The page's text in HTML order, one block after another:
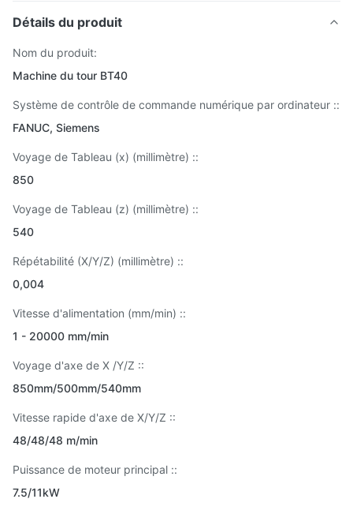
Détails du produit
Nom du produit:
Machine du tour BT40
Système de contrôle de commande numérique par ordinateur ::
FANUC, Siemens
Voyage de Tableau (x) (millimètre) ::
850
Voyage de Tableau (z) (millimètre) ::
540
Répétabilité (X/Y/Z) (millimètre) ::
0,004
Vitesse d'alimentation (mm/min) ::
1 - 20000 mm/min
Voyage d'axe de X /Y/Z ::
850mm/500mm/540mm
Vitesse rapide d'axe de X/Y/Z ::
48/48/48 m/min
Puissance de moteur principal ::
7.5/11kW